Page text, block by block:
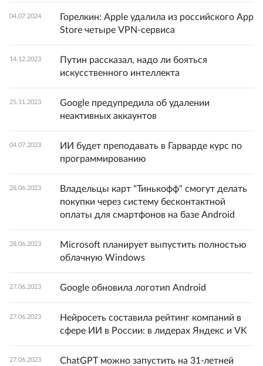
04.07.2024
Горелкин: Apple удалила из российского App
Store четыре VPN-сервиса
14.12.2023
Путин рассказал, надо ли бояться
искусственного интеллекта
25.11.2023
Google предупредила об удалении
неактивных аккаунтов
04.07.2023
ИИ будет преподавать в Гарварде курс по
программированию
28.06.2023
Владельцы карт "Тинькофф" смогут делать
покупки через систему бесконтактной
оплаты для смартфонов на базе Android
28.06.2023
Microsoft планирует выпустить полностью
облачную Windows
27.06.2023 Google обновила логотип Android
27.06.2023
Нейросеть составила рейтинг компаний в
сфере ИИ в России: в лидерах Яндекс и VK
27.06.2023
ChatGPT можно запустить на 31-летней